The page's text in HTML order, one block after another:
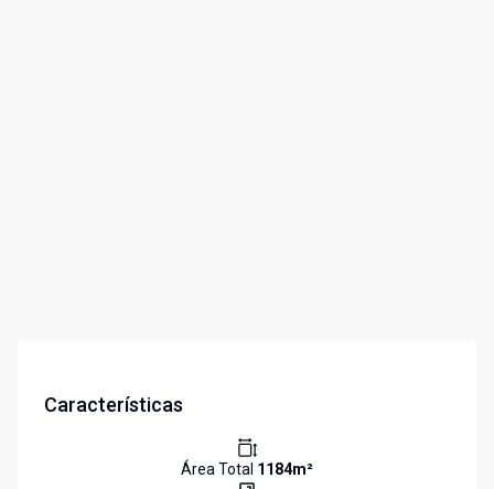
Características
Área Total 1184m²